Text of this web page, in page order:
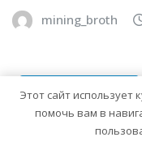
mining_broth
Федор
факты из
Этот сайт использует
помочь вам в